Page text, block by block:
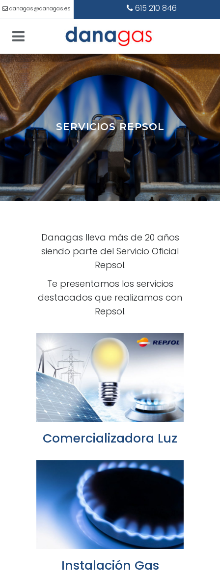
danagas@danagas.es 615 210 846
SERVICIOS REPSOL
Danagas lleva más de 20 años
siendo parte del Servicio Oficial
Repsol.
Te presentamos los servicios
destacados que realizamos con
Repsol.
Comercializadora Luz
Instalación Gas